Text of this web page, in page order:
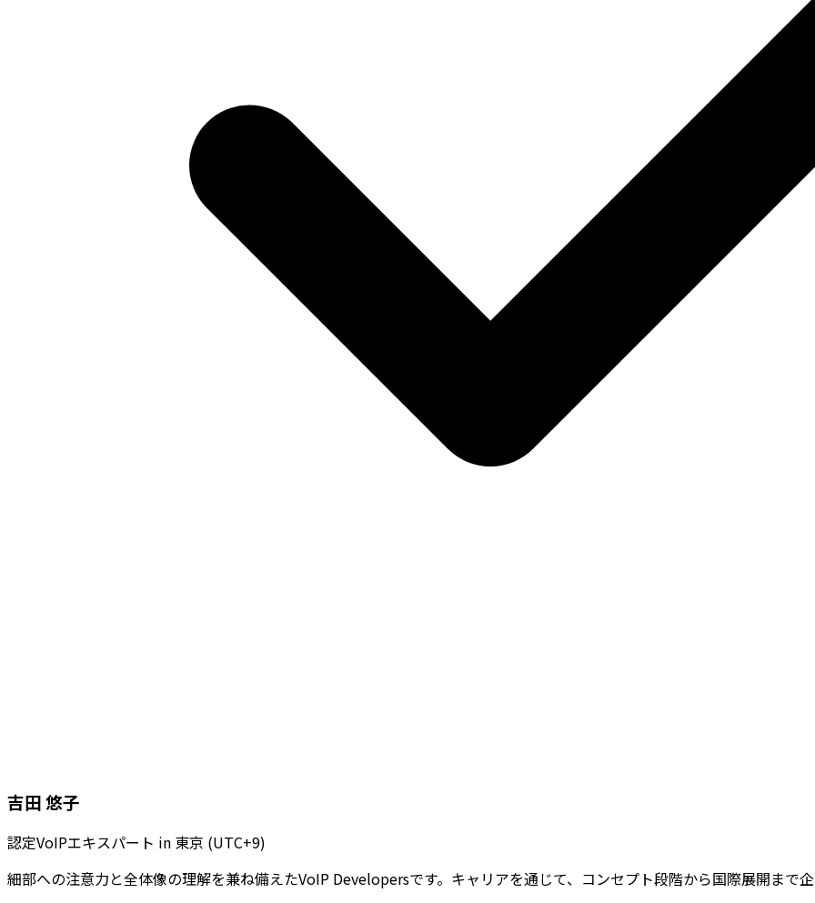
吉田 悠子
認定VoIPエキスパート in 東京 (UTC+9)
細部への注意力と全体像の理解を兼ね備えたVoIP Developersです。キャリアを通じて、コンセプト段階から国際展開まで企